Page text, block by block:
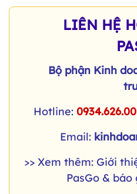
LIÊN HỆ
Bộ phận Kinh
Hotline:
Email:
>> Xem thêm: Giới
PasGo & báo